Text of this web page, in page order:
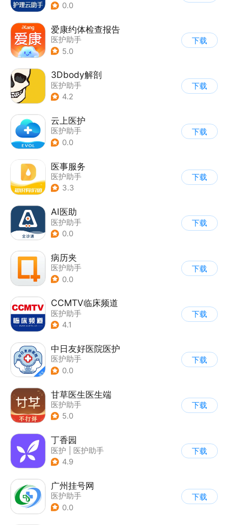
0.0
爱康约体检查报告
医护助手
5.0
下载
3Dbody解剖
医护助手
4.2
下载
云上医护
医护助手
0.0
下载
医事服务
医护助手
3.3
下载
AI医助
医护助手
0.0
下载
病历夹
医护助手
0.0
下载
CCMTV临床频道
医护助手
4.1
下载
中日友好医院医护
医护助手
0.0
下载
甘草医生医生端
医护助手
5.0
下载
丁香园
医护
医护助手
4.9
下载
广州挂号网
医护助手
0.0
下载